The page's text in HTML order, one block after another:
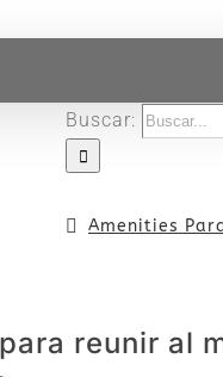
Buscar:
Amenities
reunir al